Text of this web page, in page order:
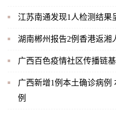
江苏南通发现1人检测结果
湖南郴州报告2例香港返湘
广西百色疫情社区传播链
广西新增1例本土确诊病例
例